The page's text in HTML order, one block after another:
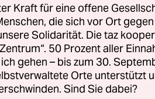
militärischen Zwecken.
einer weiteren
isoliertes Nachbarland
Nordkorea die
einen Atomsprengkopf
Kraft für eine offene
die sich vor Ort
Solidarität. Die taz
50 Prozent aller
gehen – bis zum 30.
Orte unterstützt
Sind Sie dabei?